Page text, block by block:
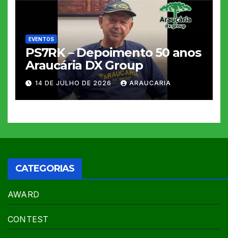
EVENTOS
PS7RK – Depoimento 50 anos
Araucária DX Group
14 DE JULHO DE 2026 ARAUCARIA
CATEGORIAS
AWARD
CONTEST